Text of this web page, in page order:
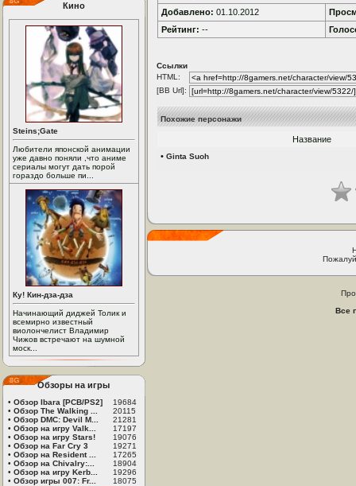
Кино
Steins;Gate
Любители японской анимации
уже давно поняли ,что аниме
сериалы могут дать порой
гораздо больше пи...
Ку! Кин-дза-дза
Начинающий диджей Толик и
всемирно известный
виолончелист Владимир
Чижов встречают на шумной
моск...
Обзоры на игры
• Обзор Ibara [PCB/PS2]
19684
• Обзор The Walking ...
20115
• Обзор DMC: Devil M...
21281
• Обзор на игру Valk...
17197
• Обзор на игру Stars!
19076
• Обзор на Far Cry 3
19271
• Обзор на Resident ...
17265
• Обзор на Chivalry:...
18904
• Обзор на игру Kerb...
19296
• Обзор игры 007: Fr... 18075
Добавлено: 01.10.2012
Рейтинг: --
Ссылки
HTML:
[BB Url]:
Похожие персонажи
Название
• Ginta Suoh
Все